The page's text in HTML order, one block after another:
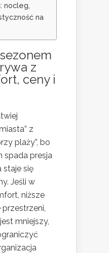
nocleg,
na
z
ceny i
z
plaży”, bo
spada presja
staje się
Jeśli w
niższe
mniejszy,